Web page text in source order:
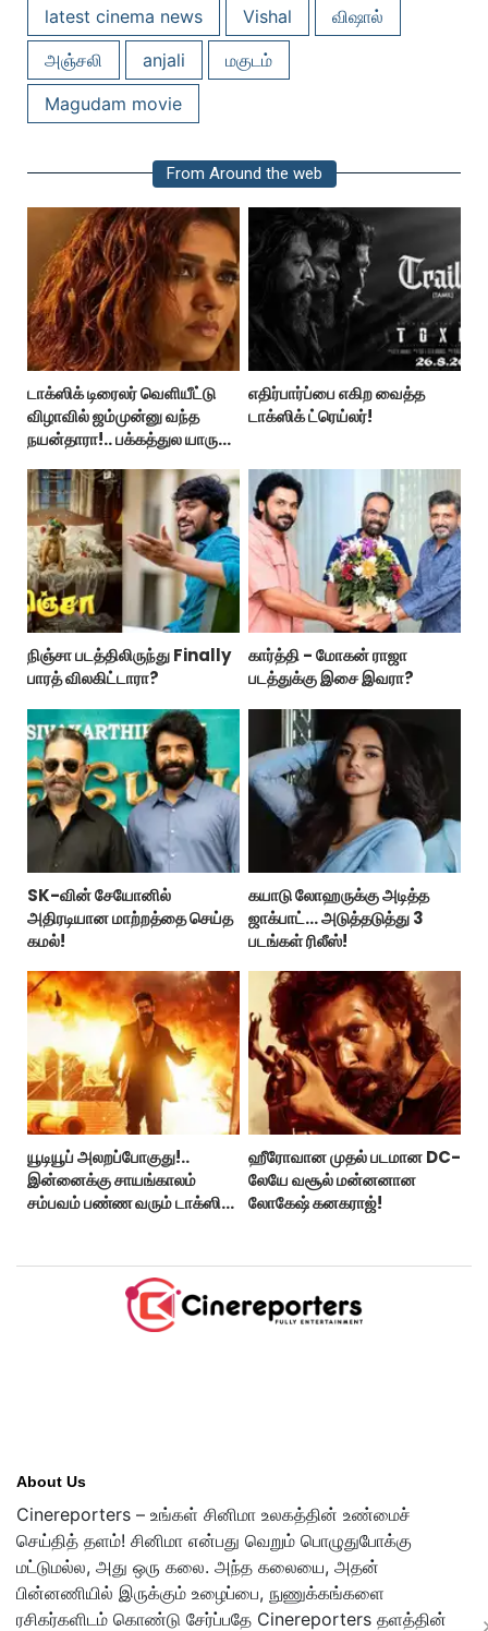
latest cinema news
Vishal
விஷால்
அஞ்சலி
anjali
மகுடம்
Magudam movie
From Around the web
டாக்ஸிக் டிரைலர் வெளியீட்டு
விழாவில் ஜம்முன்னு வந்த
நயன்தாரா!.. பக்கத்துல யாரு
எதிர்பார்ப்பை எகிற வைத்த
டாக்ஸிக் ட்ரெய்லர்!
நிஞ்சா படத்திலிருந்து Finally
பாரத் விலகிட்டாரா?
கார்த்தி - மோகன் ராஜா
படத்துக்கு இசை இவரா?
SK-வின் சேயோனில்
அதிரடியான மாற்றத்தை செய்த
கமல்!
கயாடு லோஹருக்கு அடித்த
ஜாக்பாட்... அடுத்தடுத்து 3
படங்கள் ரிலீஸ்!
யூடியூப் அலறப்போகுது!..
இன்னைக்கு சாயங்காலம்
சம்பவம் பண்ண வரும் டாக்ஸிக்
ஹீரோவான முதல் படமான DC-
லேயே வசூல் மன்னனான
லோகேஷ் கனகராஜ்!
About Us
Cinereporters – உங்கள் சினிமா உலகத்தின் உண்மைச்
செய்தித் தளம்! சினிமா என்பது வெறும் பொழுதுபோக்கு
மட்டுமல்ல, அது ஒரு கலை. அந்த கலையை, அதன்
பின்னணியில் இருக்கும் உழைப்பை, நுணுக்கங்களை
ரசிகர்களிடம் கொண்டு சேர்ப்பதே Cinereporters தளத்தின்